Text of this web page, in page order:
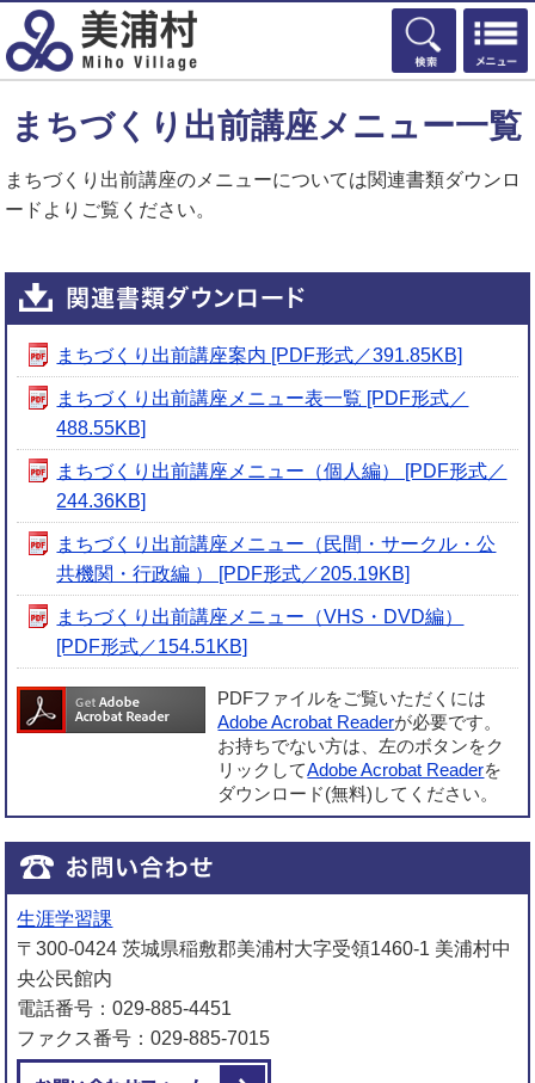
検索
まちづくり出前講座メニュー一覧
まちづくり出前講座のメニューについては関連書類ダウンロ
ードよりご覧ください。
まちづくり出前講座案内 [PDF形式／391.85KB]
まちづくり出前講座メニュー表一覧 [PDF形式／
488.55KB]
まちづくり出前講座メニュー（個人編） [PDF形式／
244.36KB]
まちづくり出前講座メニュー（民間・サークル・公
共機関・行政編 ） [PDF形式／205.19KB]
まちづくり出前講座メニュー（VHS・DVD編）
[PDF形式／154.51KB]
PDFファイルをご覧いただくには
Adobe Acrobat Readerが必要です。
お持ちでない方は、左のボタンをク
リックしてAdobe Acrobat Readerを
ダウンロード(無料)してください。
生涯学習課
〒300-0424 茨城県稲敷郡美浦村大字受領1460-1 美浦村中
央公民館内
電話番号：029-885-4451
ファクス番号：029-885-7015